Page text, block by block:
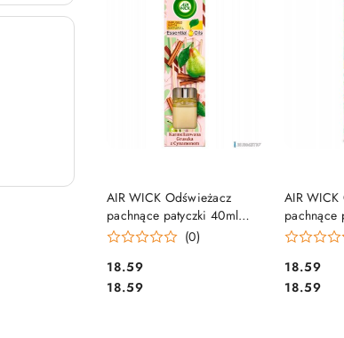
AIR WICK Odświeżacz
pachnące patyczki 40ml
Gruszka z Cynamonem
(0)
Cena:
18.59
Cena:
18.59
DO KOSZYKA
AIR WICK
pachnące
Melon &
Cena:
18.59
Cena:
18.59